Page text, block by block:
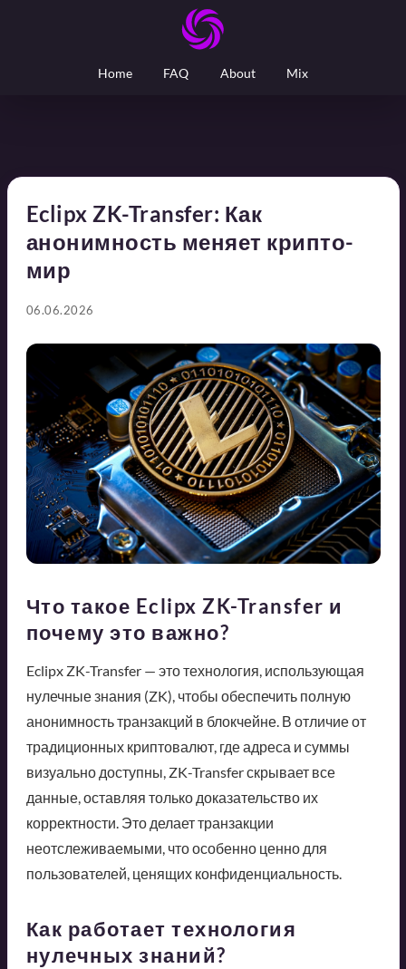
Home FAQ About Mix
Eclipx ZK-Transfer: Как
анонимность меняет крипто-
мир
06.06.2026
Что такое Eclipx ZK-Transfer и
почему это важно?
Eclipx ZK-Transfer — это технология, использующая
нулечные знания (ZK), чтобы обеспечить полную
анонимность транзакций в блокчейне. В отличие от
традиционных криптовалют, где адреса и суммы
визуально доступны, ZK-Transfer скрывает все
данные, оставляя только доказательство их
корректности. Это делает транзакции
неотслеживаемыми, что особенно ценно для
пользователей, ценящих конфиденциальность.
Как работает технология
нулечных знаний?